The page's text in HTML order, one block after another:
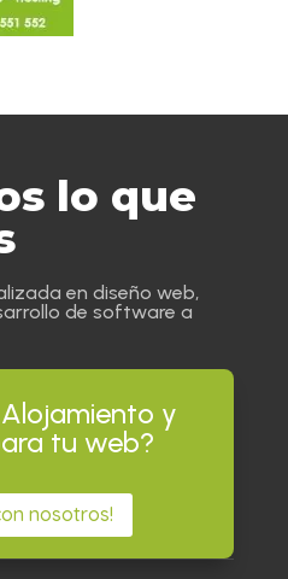
lo que
en diseño web,
de software a
y
tu web?
nosotros!